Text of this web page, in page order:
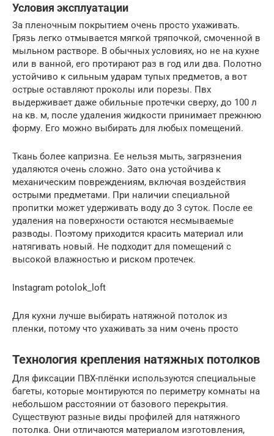
Условия эксплуатации
За пленочным покрытием очень просто ухаживать.
Грязь легко отмывается мягкой тряпочкой, смоченной в
мыльном растворе. В обычных условиях, но не на кухне
или в ванной, его протирают раз в год или два. Полотно
устойчиво к сильным ударам тупых предметов, а вот
острые оставляют проколы или порезы. Пвх
выдерживает даже обильные протечки сверху, до 100 л
на кв. м, после удаления жидкости принимает прежнюю
форму. Его можно выбирать для любых помещений.
Ткань более капризна. Ее нельзя мыть, загрязнения
удаляются очень сложно. Зато она устойчива к
механическим повреждениям, включая воздействия
острыми предметами. При наличии специальной
пропитки может удерживать воду до 3 суток. После ее
удаления на поверхности остаются несмываемые
разводы. Поэтому приходится красить материал или
натягивать новый. Не подходит для помещений с
высокой влажностью и риском протечек.
Instagram potolok_loft
Для кухни лучше выбирать натяжной потолок из
пленки, потому что ухаживать за ним очень просто
Технология крепления натяжных потолков
Для фиксации ПВХ-плёнки используются специальные
багеты, которые монтируются по периметру комнаты на
небольшом расстоянии от базового перекрытия.
Существуют разные виды профилей для натяжного
потолка. Они отличаются материалом изготовления,